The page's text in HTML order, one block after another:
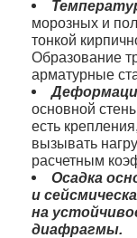
морозных и
тонкой
Образование
арматурные
основной
есть
вызывать
расчетным
Осадка
и
на
диафрагмы.